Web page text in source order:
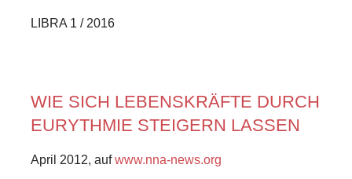
LIBRA 1 / 2016
WIE SICH LEBENSKRÄFTE DURCH
EURYTHMIE STEIGERN LASSEN
April 2012, aufwww.nna-news.org